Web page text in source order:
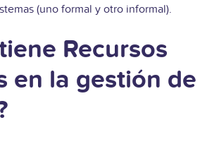
(uno formal y otro informal).
Recursos
en la gestión de